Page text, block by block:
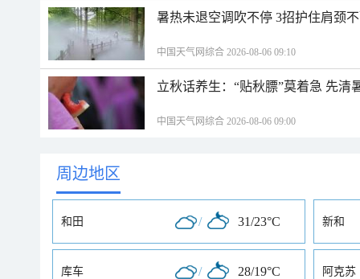
暑热未退空调吹不停 3招护住肩颈
中国天气网综合 2026-08-06 09:10
立秋话养生：“贴秋膘”莫着急 先清
中国天气网综合 2026-08-06 09:00
周边地区
和田 / 31/23°C 新和
库车 / 28/19°C 阿克苏